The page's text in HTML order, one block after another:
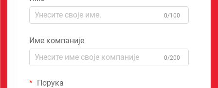
0/100
Име компаније
0/200
Порука